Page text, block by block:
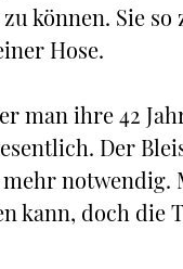
können. Sie so
Hose.
man ihre 42
Der
notwendig.
kann, doch die